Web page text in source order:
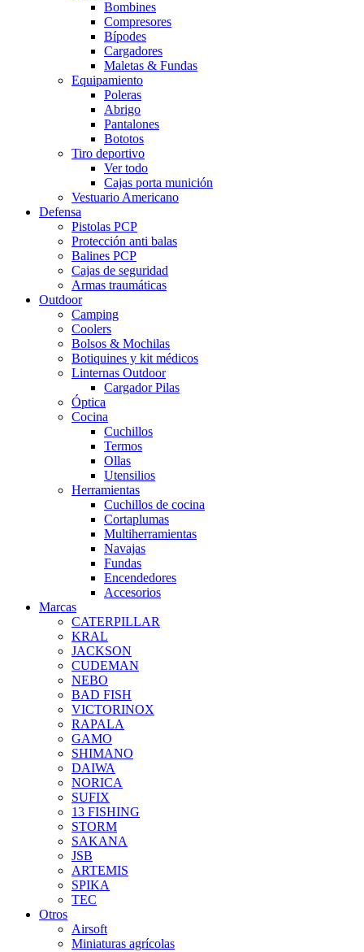
Bombines
Compresores
Bípodes
Cargadores
Maletas & Fundas
Equipamiento
Poleras
Abrigo
Pantalones
Bototos
Tiro deportivo
Ver todo
Cajas porta munición
Vestuario Americano
Defensa
Pistolas PCP
Protección anti balas
Balines PCP
Cajas de seguridad
Armas traumáticas
Outdoor
Camping
Coolers
Bolsos & Mochilas
Botiquines y kit médicos
Linternas Outdoor
Cargador Pilas
Óptica
Cocina
Cuchillos
Termos
Ollas
Utensilios
Herramientas
Cuchillos de cocina
Cortaplumas
Multiherramientas
Navajas
Fundas
Encendedores
Accesorios
Marcas
CATERPILLAR
KRAL
JACKSON
CUDEMAN
NEBO
BAD FISH
VICTORINOX
RAPALA
GAMO
SHIMANO
DAIWA
NORICA
SUFIX
13 FISHING
STORM
SAKANA
JSB
ARTEMIS
SPIKA
TEC
Otros
Airsoft
Miniaturas agrícolas